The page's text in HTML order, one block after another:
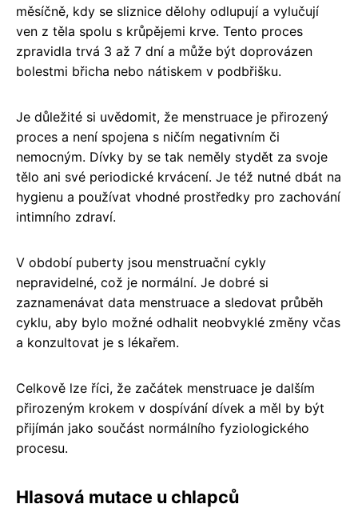
měsíčně, kdy se sliznice dělohy odlupují a vylučují
ven z těla spolu s krůpějemi krve. Tento proces
zpravidla trvá 3 až 7 dní a může být doprovázen
bolestmi břicha nebo nátiskem v podbřišku.
Je důležité si uvědomit, že menstruace je přirozený
proces a není spojena s ničím negativním či
nemocným. Dívky by se tak neměly stydět za svoje
tělo ani své periodické krvácení. Je též nutné dbát na
hygienu a používat vhodné prostředky pro zachování
intimního zdraví.
V období puberty jsou menstruační cykly
nepravidelné, což je normální. Je dobré si
zaznamenávat data menstruace a sledovat průběh
cyklu, aby bylo možné odhalit neobvyklé změny včas
a konzultovat je s lékařem.
Celkově lze říci, že začátek menstruace je dalším
přirozeným krokem v dospívání dívek a měl by být
přijímán jako součást normálního fyziologického
procesu.
Hlasová mutace u chlapců